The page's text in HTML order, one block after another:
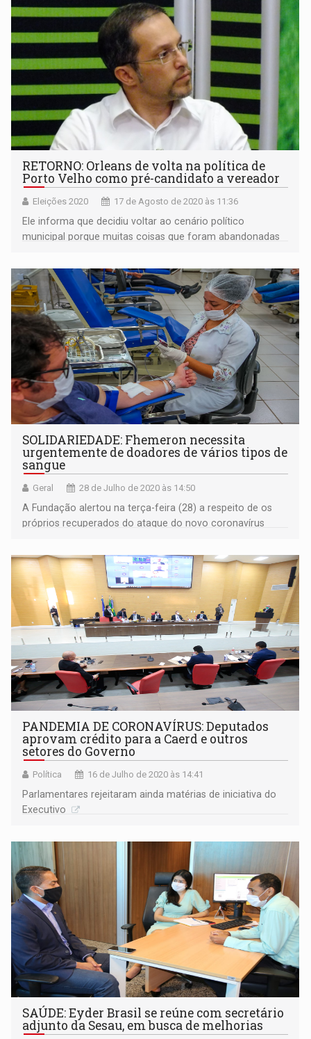
RETORNO: Orleans de volta na política de
Porto Velho como pré-candidato a vereador
Eleições 2020 17 de Agosto de 2020 às 11:36
Ele informa que decidiu voltar ao cenário político
municipal porque muitas coisas que foram abandonadas
SOLIDARIEDADE: Fhemeron necessita
urgentemente de doadores de vários tipos de
sangue
Geral 28 de Julho de 2020 às 14:50
A Fundação alertou na terça-feira (28) a respeito de os
próprios recuperados do ataque do novo coronavírus
PANDEMIA DE CORONAVÍRUS: Deputados
aprovam crédito para a Caerd e outros
setores do Governo
Política 16 de Julho de 2020 às 14:41
Parlamentares rejeitaram ainda matérias de iniciativa do
Executivo
SAÚDE: Eyder Brasil se reúne com secretário
adjunto da Sesau, em busca de melhorias